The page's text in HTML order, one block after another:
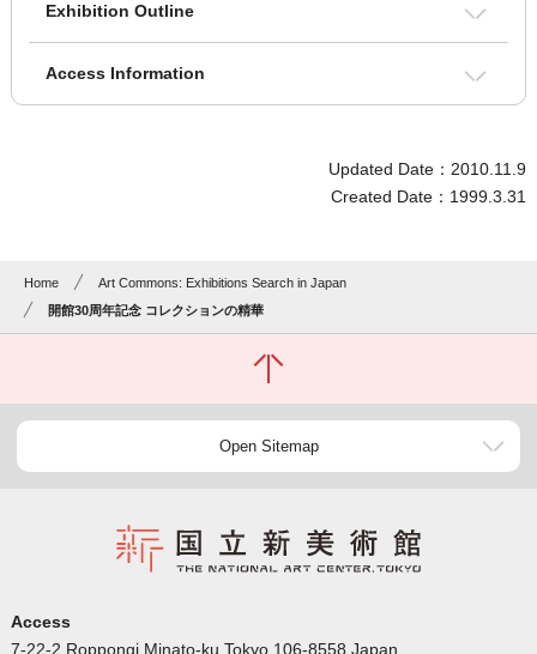
Exhibition Outline
Access Information
Updated Date：2010.11.9
Created Date：1999.3.31
Home
Art Commons: Exhibitions Search in Japan
開館30周年記念 コレクションの精華
Open Sitemap
Access
7-22-2 Roppongi Minato-ku Tokyo 106-8558 Japan